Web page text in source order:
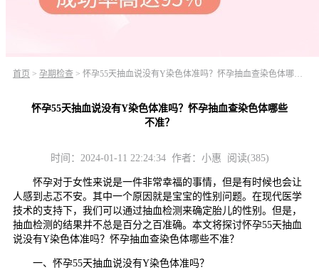
首页 > 孕期检查 > 怀孕55天抽血说没有Y染色体准吗？怀孕抽血查染色体哪些不准？
怀孕55天抽血说没有Y染色体准吗？怀孕抽血查染色体哪些
不准？
时间：2024-01-11 22:24:34 作者：小惠 阅读(385)
怀孕对于女性来说是一件非常幸福的事情，但是有时候也会让
人感到忐忑不安。其中一个原因就是宝宝的性别问题。在现代医学
技术的支持下，我们可以通过抽血检测来确定胎儿的性别。但是，
抽血检测的结果并不总是百分之百准确。本文将探讨怀孕55天抽血
说没有Y染色体准吗？怀孕抽血查染色体哪些不准？
一、怀孕55天抽血说没有Y染色体准吗？